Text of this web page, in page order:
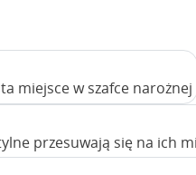
miejsce w szafce narożnej
przesuwają się na ich